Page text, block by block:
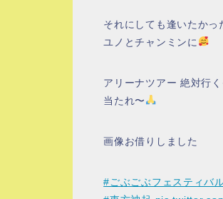
それにしても逢いたかっ
ユノとチャンミンに
アリーナツアー 絶対行
当たれ〜
画像お借りしました
#ごぶごぶフェスティバ